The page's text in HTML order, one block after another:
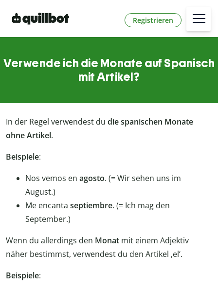
Registrieren
Verwende ich die Monate auf Spanisch
mit Artikel?
In der Regel verwendest du die spanischen Monate
ohne Artikel.
Beispiele:
Nos vemos en agosto. (= Wir sehen uns im
August.)
Me encanta septiembre. (= Ich mag den
September.)
Wenn du allerdings den Monat mit einem Adjektiv
näher bestimmst, verwendest du den Artikel ‚el‘.
Beispiele: